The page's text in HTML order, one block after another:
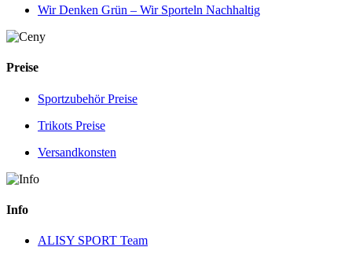
Wir Denken Grün – Wir Sporteln Nachhaltig
Preise
Sportzubehör Preise
Trikots Preise
Versandkonsten
Info
ALISY SPORT Team